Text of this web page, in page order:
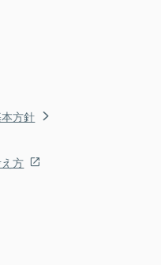
方針
方